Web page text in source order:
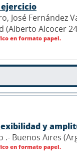
ejercicio
José Fernández
(Alberto Alcocer
en formato papel.
y
.- Buenos Aires
en formato papel.